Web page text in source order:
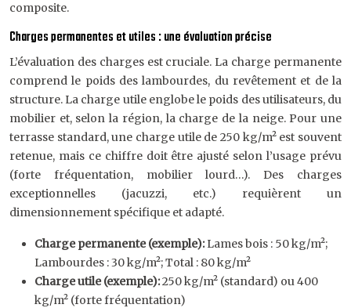
composite.
Charges permanentes et utiles : une évaluation précise
L’évaluation des charges est cruciale. La charge permanente
comprend le poids des lambourdes, du revêtement et de la
structure. La charge utile englobe le poids des utilisateurs, du
mobilier et, selon la région, la charge de la neige. Pour une
terrasse standard, une charge utile de 250 kg/m² est souvent
retenue, mais ce chiffre doit être ajusté selon l’usage prévu
(forte fréquentation, mobilier lourd…). Des charges
exceptionnelles (jacuzzi, etc.) requièrent un
dimensionnement spécifique et adapté.
Charge permanente (exemple):Lames bois : 50 kg/m²;
Lambourdes : 30 kg/m²; Total : 80 kg/m²
Charge utile (exemple):250 kg/m² (standard) ou 400
kg/m² (forte fréquentation)